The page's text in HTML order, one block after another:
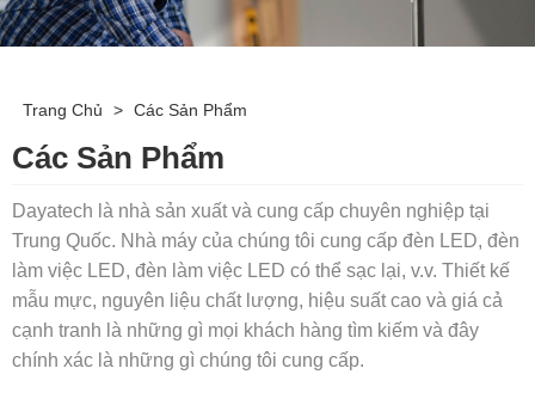
Trang Chủ > Các Sản Phẩm
Các Sản Phẩm
Dayatech là nhà sản xuất và cung cấp chuyên nghiệp tại
Trung Quốc. Nhà máy của chúng tôi cung cấp đèn LED, đèn
làm việc LED, đèn làm việc LED có thể sạc lại, v.v. Thiết kế
mẫu mực, nguyên liệu chất lượng, hiệu suất cao và giá cả
cạnh tranh là những gì mọi khách hàng tìm kiếm và đây
chính xác là những gì chúng tôi cung cấp.